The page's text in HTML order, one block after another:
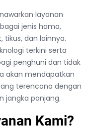
layanan
jenis hama,
tikus, dan lainnya.
terkini serta
penghuni dan tidak
akan mendapatkan
terencana dengan
jangka panjang.
Kami?